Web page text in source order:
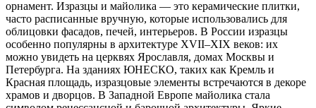
орнамент. Изразцы и майолика — это керамические плитки,
часто расписанные вручную, которые использовались для
облицовки фасадов, печей, интерьеров. В России изразцы
особенно популярны в архитектуре XVII–XIX веков: их
можно увидеть на церквях Ярославля, домах Москвы и
Петербурга. На зданиях ЮНЕСКО, таких как Кремль и
Красная площадь, изразцовые элементы встречаются в декоре
храмов и дворцов. В Западной Европе майолика стала